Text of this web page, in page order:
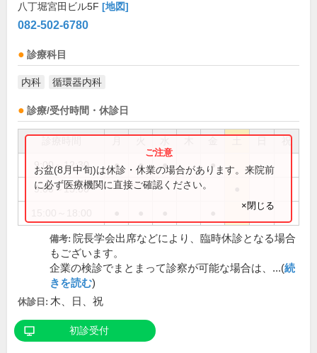
八丁堀宮田ビル5F [地図]
082-502-6780
診療科目
内科 循環器内科
診療/受付時間・休診日
祝
9:00～12:30 ● ● ● ●
9:00～15:00
お盆(8月中旬)は休診・休業の場合があります。来院前
に必ず医療機関に直接ご確認ください。
×閉じる
備考: 院長学会出席などにより、臨時休診となる場合
もございます。
企業の検診でまとまって診察が可能な場合は、...(続
きを読む)
休診日: 木、日、祝
初診受付